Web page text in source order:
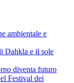
ambientale e
Dahkla e il sole
diventa futuro
Festival dei